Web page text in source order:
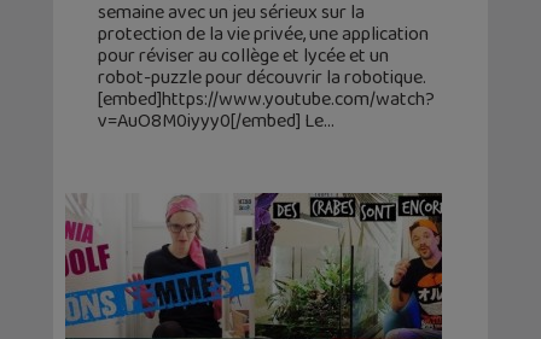
semaine avec un jeu sérieux sur la
protection de la vie privée, une application
pour réviser au collège et lycée et un
robot-puzzle pour découvrir la robotique.
[embed]https://www.youtube.com/watch?
v=AuO8M0iyyy0[/embed] Le